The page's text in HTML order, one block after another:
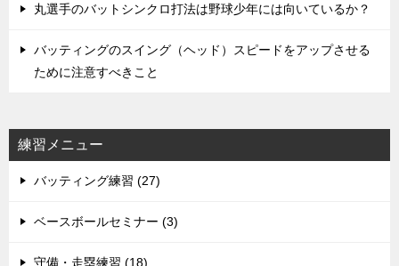
丸選手のバットシンクロ打法は野球少年には向いているか？
バッティングのスイング（ヘッド）スピードをアップさせる
ために注意すべきこと
練習メニュー
バッティング練習 (27)
ベースボールセミナー (3)
守備・走塁練習 (18)